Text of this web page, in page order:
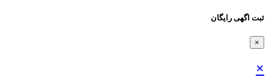
ثبت اگهی رایگان
×
×